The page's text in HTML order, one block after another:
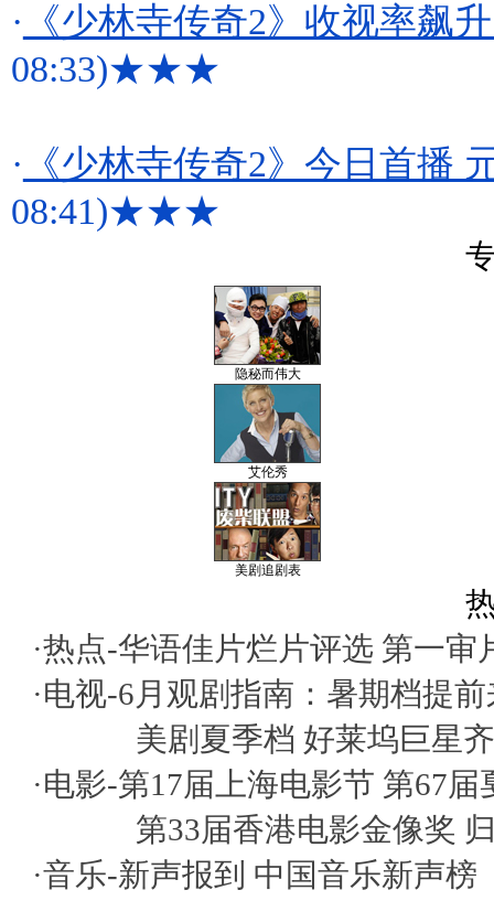
· 《少林寺传奇2》收视率飙
08:33)★★★
· 《少林寺传奇2》今日首播
08:41)★★★
隐秘而伟大
艾伦秀
美剧追剧表
·热点-华语佳片烂片评选 第一审
·电视-6月观剧指南：暑期档提
美剧夏季档 好莱坞巨星
·电影-第17届上海电影节 第67届
第33届香港电影金像奖
·音乐-新声报到 中国音乐新声榜